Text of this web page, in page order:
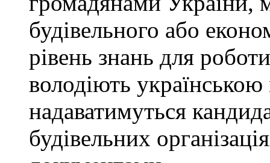
будівельного або
рівень знань для
володіють
надаватимуться
будівельних